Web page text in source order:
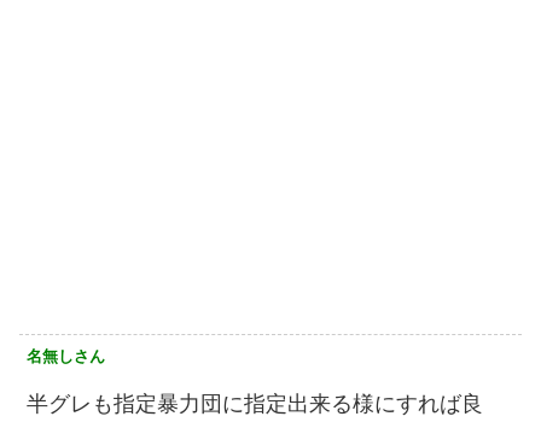
名無しさん
半グレも指定暴力団に指定出来る様にすれば良